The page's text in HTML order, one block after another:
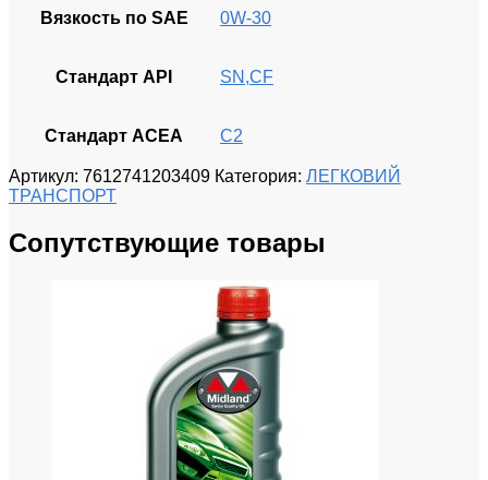
Вязкость по SAE 0W-30
Стандарт API SN,CF
Стандарт ACEA C2
Артикул: 7612741203409 Категория: ЛЕГКОВИЙ
ТРАНСПОРТ
Сопутствующие товары